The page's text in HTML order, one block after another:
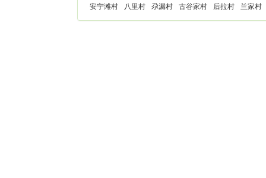
安宁滩村 八里村 尕漏村 古谷家村 后拉村 兰家村